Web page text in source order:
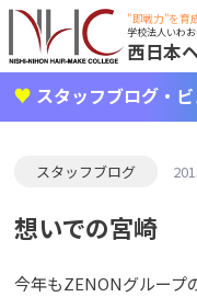
"即戦力"を育
学校法人いわ
西日本
スタッフブログ・
スタッフブログ
想いでの宮崎
今年もZENONグループ